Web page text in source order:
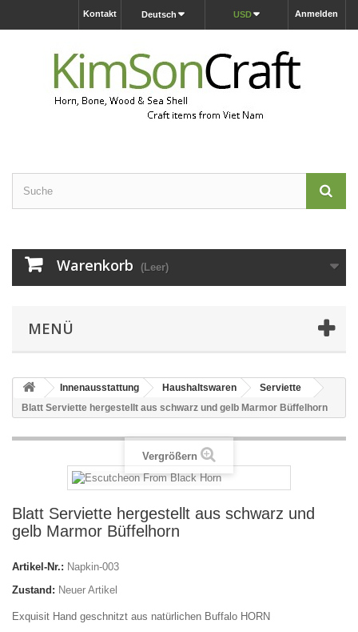
Anmelden
USD
Deutsch
Kontakt
Warenkorb (Leer)
MENÜ
Innenausstattung Haushaltswaren
Serviette
Blatt Serviette hergestellt aus schwarz und gelb Marmor Büffelhorn
Vergrößern
Blatt Serviette hergestellt aus schwarz und
gelb Marmor Büffelhorn
Artikel-Nr.: Napkin-003
Zustand: Neuer Artikel
Exquisit Hand geschnitzt aus natürlichen Buffalo HORN